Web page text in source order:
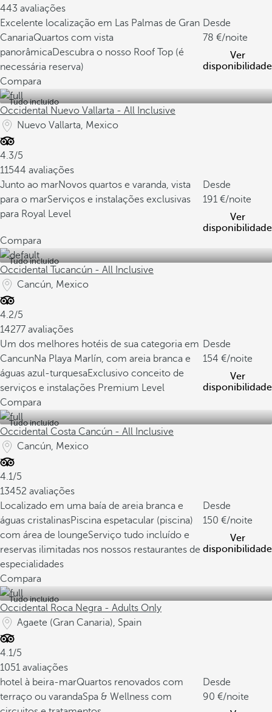
443 avaliações
Excelente localização em Las Palmas de Gran
CanariaQuartos com vista
panorâmicaDescubra o nosso Roof Top (é
necessária reserva)
Desde
78
/noite
Ver
disponibilidade
Compara
Tudo incluído
Occidental Nuevo Vallarta - All Inclusive
Nuevo Vallarta, Mexico
4.3/5
11544 avaliações
Junto ao marNovos quartos e varanda, vista
para o marServiços e instalações exclusivas
para Royal Level
Desde
191
/noite
Ver
disponibilidade
Compara
Tudo incluído
Occidental Tucancún - All Inclusive
Cancún, Mexico
4.2/5
14277 avaliações
Um dos melhores hotéis de sua categoria em
CancunNa Playa Marlín, com areia branca e
águas azul-turquesaExclusivo conceito de
serviços e instalações Premium Level
Desde
154
/noite
Ver
disponibilidade
Compara
Tudo incluído
Occidental Costa Cancún - All Inclusive
Cancún, Mexico
4.1/5
13452 avaliações
Localizado em uma baía de areia branca e
águas cristalinasPiscina espetacular (piscina)
com área de loungeServiço tudo incluído e
reservas ilimitadas nos nossos restaurantes de
especialidades
Desde
150
/noite
Ver
disponibilidade
Compara
Tudo incluído
Occidental Roca Negra - Adults Only
Agaete (Gran Canaria), Spain
4.1/5
1051 avaliações
hotel à beira-marQuartos renovados com
terraço ou varandaSpa & Wellness com
Desde
90
/noite